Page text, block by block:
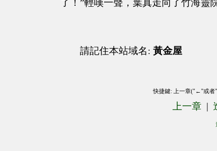
了！”輕嘆一聲，葉真走向了竹海靈
請記住本站域名: 黃金屋
快捷鍵: 上一章("←"或
上一章 |